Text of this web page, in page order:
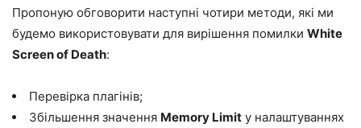
Пропоную обговорити наступні чотири методи, які ми
будемо використовувати для вирішення помилки White
Screen of Death:
Перевірка плагінів;
Збільшення значення Memory Limit у налаштуваннях